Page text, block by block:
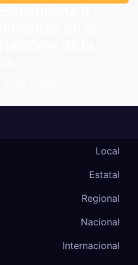
Local
Estatal
Regional
Nacional
Internacional